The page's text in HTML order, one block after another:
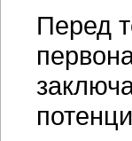
Перед